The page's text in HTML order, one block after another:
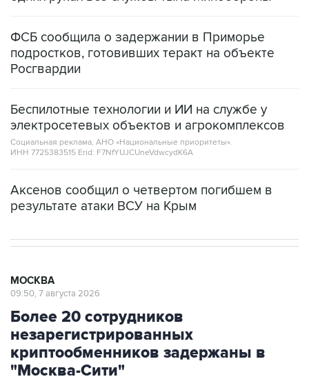
ФСБ сообщила о задержании в Приморье
Росгвардии
Беспилотные технологии и ИИ на службе у
Социальная реклама, АНО «Национальные приоритеты».
ИНН 7725383515 Erid: F7NfYUJCUneVdwcydK6A
Аксенов сообщил о четвертом погибшем в
Более 20 сотрудников
незарегистрированных
криптообменников задержаны в
"Москва-Сити"
Через эти обменники украинские колл-центры